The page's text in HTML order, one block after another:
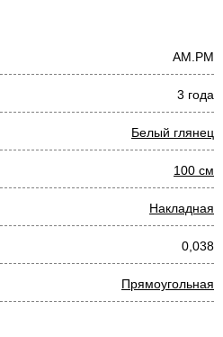
AM.PM
3 года
Белый глянец
100 см
Накладная
0,038
Прямоугольная